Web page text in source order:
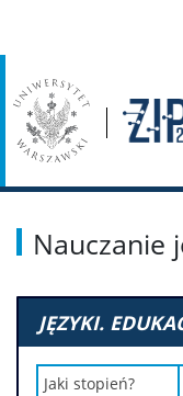
Nauczanie
JĘZYKI.
Jaki stopień?